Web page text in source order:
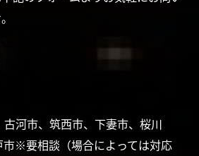
河市、筑西市、下妻市、桜川
市※要相談（場合によっては対応